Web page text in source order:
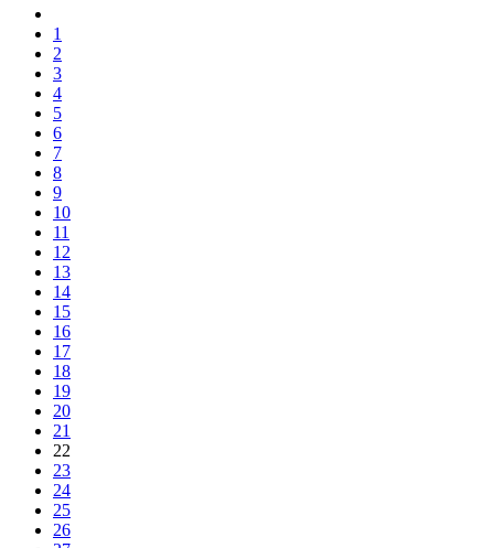
1
2
3
4
5
6
7
8
9
10
11
12
13
14
15
16
17
18
19
20
21
22
23
24
25
26